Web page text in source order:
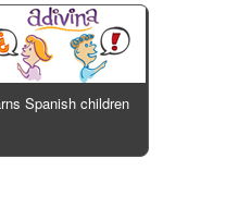
Spanish children